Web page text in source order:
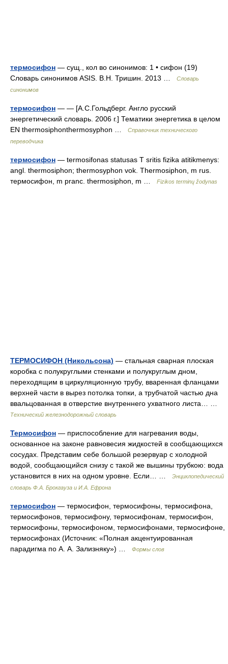
термосифон — сущ., кол во синонимов: 1 • сифон (19)
Словарь синонимов ASIS. В.Н. Тришин. 2013 …
Словарь
синонимов
термосифон — — [А.С.Гольдберг. Англо русский
энергетический словарь. 2006 г.] Тематики энергетика в целом
EN thermosiphonthermosyphon …
Справочник технического
переводчика
термосифон — termosifonas statusas T sritis fizika atitikmenys:
angl. thermosiphon; thermosyphon vok. Thermosiphon, m rus.
термосифон, m pranc. thermosiphon, m …
Fizikos terminų žodynas
ТЕРМОСИФОН (Никольсона) — стальная сварная плоская
коробка с полукруглыми стенками и полукруглым дном,
переходящим в циркуляционную трубу, вваренная фланцами
верхней части в вырез потолка топки, а трубчатой частью дна
ввальцованная в отверстие внутреннего ухватного листа… …
Технический железнодорожный словарь
Термосифон — приспособление для нагревания воды,
основанное на законе равновесия жидкостей в сообщающихся
сосудах. Представим себе большой резервуар с холодной
водой, сообщающийся снизу с такой же вышины трубкою: вода
установится в них на одном уровне. Если… …
Энциклопедический
словарь Ф.А. Брокгауза и И.А. Ефрона
термосифон — термосифон, термосифоны, термосифона,
термосифонов, термосифону, термосифонам, термосифон,
термосифоны, термосифоном, термосифонами, термосифоне,
термосифонах (Источник: «Полная акцентуированная
парадигма по А. А. Зализняку») …
Формы слов